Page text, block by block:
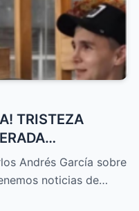
TRISTEZA
LEAL,
Andrés García sobre
noticias de…